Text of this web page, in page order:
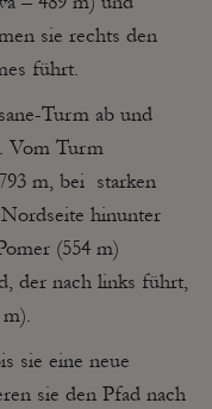
sie rechts den
führt.
Turm ab und
Vom Turm
m, bei starken
hinunter
(554 m)
der nach links führt,
sie eine neue
sie den Pfad nach